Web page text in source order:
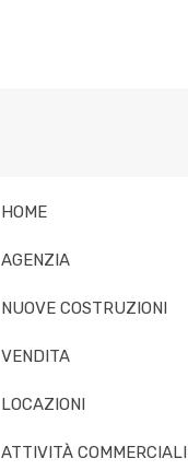
HOME
AGENZIA
NUOVE COSTRUZIONI
VENDITA
LOCAZIONI
ATTIVITÀ COMMERCIALI